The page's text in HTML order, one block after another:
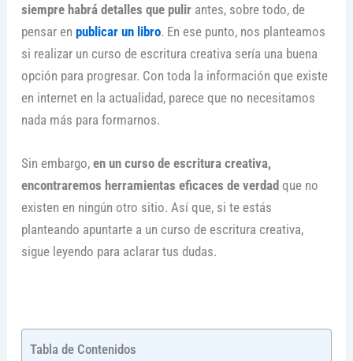
siempre habrá detalles que pulir antes, sobre todo, de
pensar en publicar un libro. En ese punto, nos planteamos
si realizar un curso de escritura creativa sería una buena
opción para progresar. Con toda la información que existe
en internet en la actualidad, parece que no necesitamos
nada más para formarnos.
Sin embargo, en un curso de escritura creativa,
encontraremos herramientas eficaces de verdad que no
existen en ningún otro sitio. Así que, si te estás
planteando apuntarte a un curso de escritura creativa,
sigue leyendo para aclarar tus dudas.
Tabla de Contenidos